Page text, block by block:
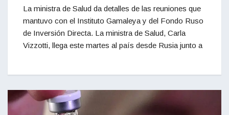
La ministra de Salud da detalles de las reuniones que
mantuvo con el Instituto Gamaleya y del Fondo Ruso
de Inversión Directa. La ministra de Salud, Carla
Vizzotti, llega este martes al país desde Rusia junto a